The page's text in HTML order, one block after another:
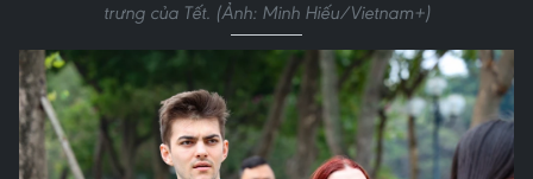
trưng của Tết. (Ảnh: Minh Hiếu/Vietnam+)